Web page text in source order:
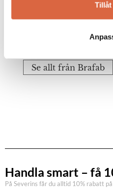
Tillåt
Brafab erbjuder ett
sortiment av bekväma
Se allt från Brafab
Handla smart – få
På Severins får du alltid 10% rabatt